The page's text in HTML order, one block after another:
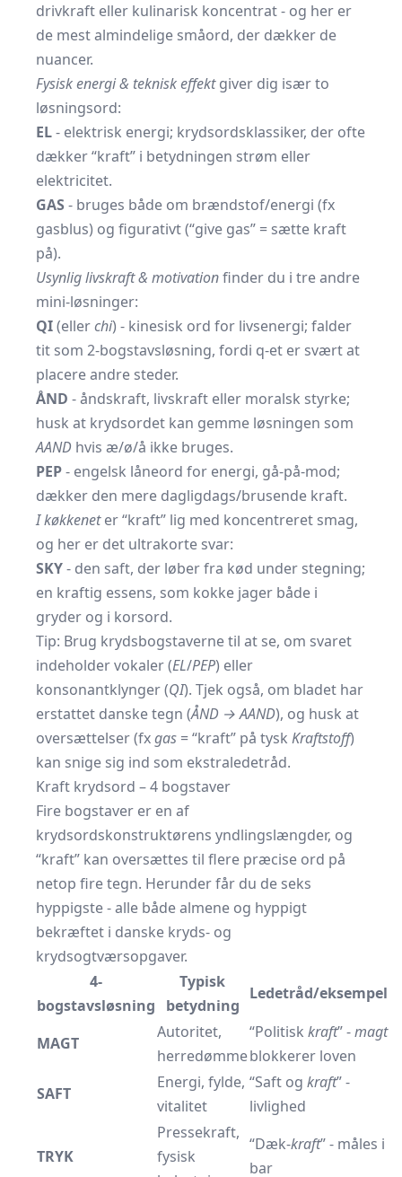
drivkraft eller kulinarisk koncentrat - og her er
de mest almindelige småord, der dækker de
nuancer.
Fysisk energi & teknisk effektgiver dig især to
løsningsord:
EL- elektrisk energi; krydsordsklassiker, der ofte
dækker “kraft” i betydningen strøm eller
elektricitet.
GAS - bruges både om brændstof/energi (fx
gasblus) og figurativt (“give gas” = sætte kraft
på).
Usynlig livskraft & motivationfinder du i tre andre
mini-løsninger:
QI(ellerchi) - kinesisk ord for livsenergi; falder
tit som 2-bogstavsløsning, fordi q-et er svært at
placere andre steder.
ÅND - åndskraft, livskraft eller moralsk styrke;
husk at krydsordet kan gemme løsningen som
AAND hvis æ/ø/å ikke bruges.
PEP- engelsk låneord for energi, gå‐på‐mod;
dækker den mere dagligdags/brusende kraft.
I køkkeneter “kraft” lig med koncentreret smag,
og her er det ultrakorte svar:
SKY- den saft, der løber fra kød under stegning;
en kraftig essens, som kokke jager både i
gryder og i korsord.
Tip: Brug krydsbogstaverne til at se, om svaret
indeholder vokaler (EL/PEP) eller
konsonantklynger (QI). Tjek også, om bladet har
erstattet danske tegn (ÅND → AAND), og husk at
oversættelser (fxgas = “kraft” på tysk Kraftstoff)
kan snige sig ind som ekstraledetråd.
Kraft krydsord – 4 bogstaver
Fire bogstaver er en af
krydsordskonstruktørens yndlingslængder, og
“kraft” kan oversættes til flere præcise ord på
netop fire tegn. Herunder får du de seks
hyppigste - alle både almene og hyppigt
bekræftet i danske kryds- og
krydsogtværsopgaver.
4-
bogstavsløsning
Typisk
betydning
Ledetråd/eksempel
MAGT
Autoritet,
herredømme
“Politisk kraft” -magt
blokkerer loven
SAFT
Energi, fylde,
vitalitet
“Saft og kraft” -
livlighed
TRYK
Pressekraft,
fysisk
“Dæk-kraft” - måles i
bar